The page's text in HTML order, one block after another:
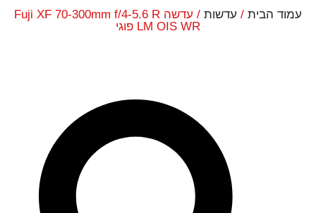
עמוד הבית / עדשות
/ עדשה Fuji XF 70-300mm f/4-5.6 R
LM OIS WR פוגי